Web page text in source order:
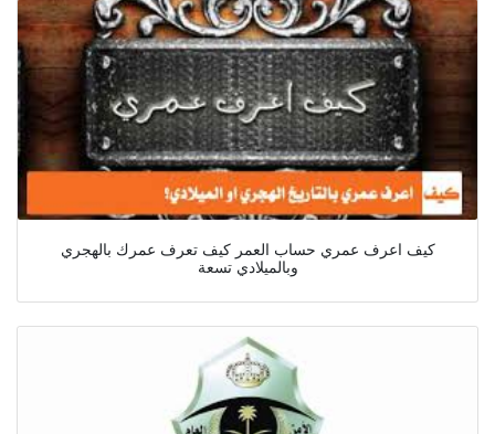
كيف اعرف عمري حساب العمر كيف تعرف عمرك بالهجري
وبالميلادي تسعة